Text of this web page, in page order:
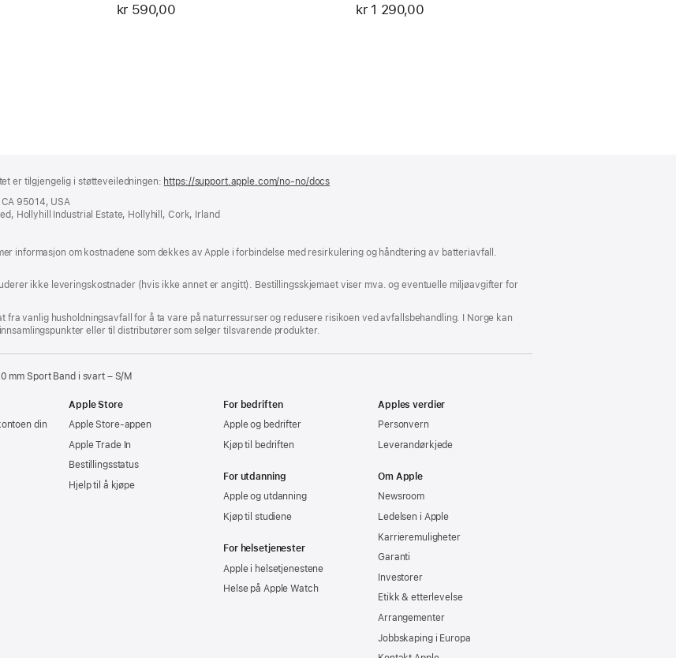
kr 590,00
kr 1 290,00
er tilgjengelig i støtteveiledningen: https://support.apple.com/no-no/docs
95014, USA
Hollyhill Industrial Estate, Hollyhill, Cork, Irland
informasjon om kostnadene som dekkes av Apple i forbindelse med resirkulering og håndtering av batteriavfall.
ikke leveringskostnader (hvis ikke annet er angitt). Bestillingsskjemaet viser mva. og eventuelle miljøavgifter for
fra vanlig husholdningsavfall for å ta vare på naturressurser og redusere risikoen ved avfallsbehandling. I Norge kan
eller til distributører som selger tilsvarende produkter.
mm Sport Band i svart – S/M
din
Apple Store
Apple Store-appen
Apple Trade In
Bestillingsstatus
Hjelp til å kjøpe
For bedriften
Apple og bedrifter
Kjøp til bedriften
For utdanning
Apple og utdanning
Kjøp til studiene
For helsetjenester
Apple i helsetjenestene
Helse på Apple Watch
Apples verdier
Personvern
Leverandørkjede
Om Apple
Newsroom
Ledelsen i Apple
Karrieremuligheter
Garanti
Investorer
Etikk & etterlevelse
Arrangementer
Jobbskaping i Europa